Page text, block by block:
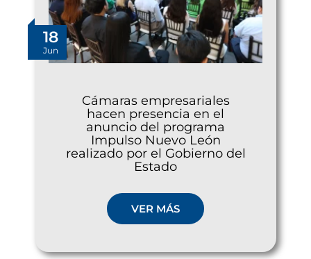
18
Jun
Cámaras empresariales
hacen presencia en el
anuncio del programa
Impulso Nuevo León
realizado por el Gobierno del
Estado
VER MÁS